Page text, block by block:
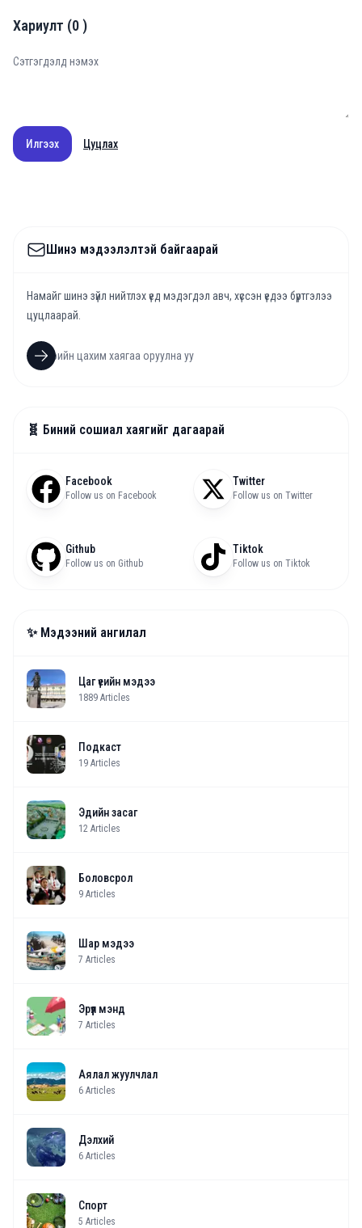
Хариулт (0)
Илгээх Цуцлах
Шинэ мэдээлэлтэй байгаарай
Намайг шинэ зүйл нийтлэх үед мэдэгдэл авч, хүссэн үедээ бүртгэлээ
цуцлаарай.
🧬 Биний сошиал хаягийг дагаарай
Facebook
Follow us on Facebook
Twitter
Follow us on Twitter
Github
Follow us on Github
Tiktok
Follow us on Tiktok
✨ Мэдээний ангилал
Цаг үеийн мэдээ
1889 Articles
Подкаст
19 Articles
Эдийн засаг
12 Articles
Боловсрол
9 Articles
Шар мэдээ
7 Articles
Эрүүл мэнд
7 Articles
Аялал жуулчлал
6 Articles
Дэлхий
6 Articles
Спорт
5 Articles